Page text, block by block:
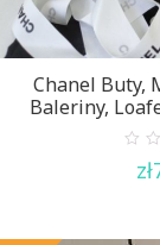
Chanel Buty,
Baleriny,
out
zł